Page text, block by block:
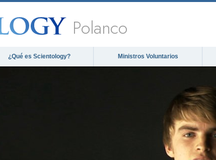
Polanco
¿Qué es Scientology? Ministros Voluntarios